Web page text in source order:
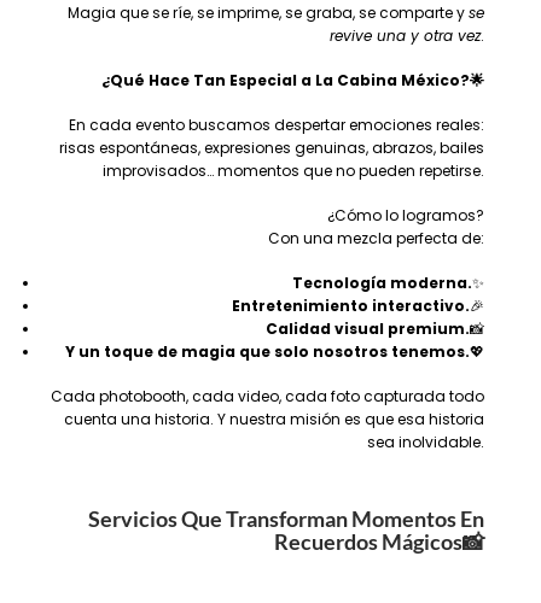
Magia que se ríe, se imprime, se graba, se comparte yse
revive una y otra vez.
¿Qué Hace Tan Especial a La Cabina México?🌟
En cada evento buscamos despertar emociones reales:
risas espontáneas, expresiones genuinas, abrazos, bailes
improvisados… momentos que no pueden repetirse.
¿Cómo lo logramos?
Con una mezcla perfecta de:
Tecnología moderna.✨
Entretenimiento interactivo.🎉
Calidad visual premium.📸
Y un toque de magia que solo nosotros tenemos.💖
Cada photobooth, cada video, cada foto capturada todo
cuenta una historia. Y nuestra misión es que esa historia
sea inolvidable.
Servicios Que Transforman Momentos En
Recuerdos Mágicos📸